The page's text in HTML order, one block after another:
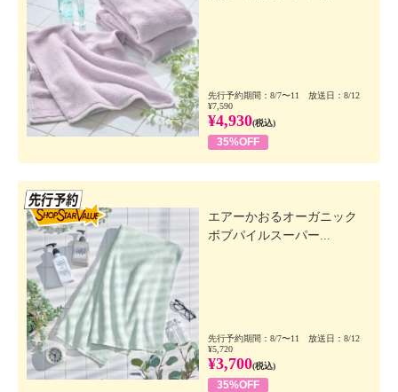
先行予約期間：8/7〜11 放送日：8/12
¥7,590
¥4,930(税込)
35%OFF
エアーかおるオーガニック
ボブパイルスーパー...
先行予約期間：8/7〜11 放送日：8/12
¥5,720
¥3,700(税込)
35%OFF